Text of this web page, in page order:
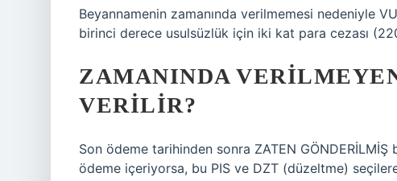
Beyannamenin zamanında verilmemesi nedeniyle
birinci derece usulsüzlük için iki kat para cezası
ZAMANINDA
VERILIR?
Son ödeme tarihinden sonra ZATEN
ödeme içeriyorsa, bu PIS ve DZT (düzeltme)